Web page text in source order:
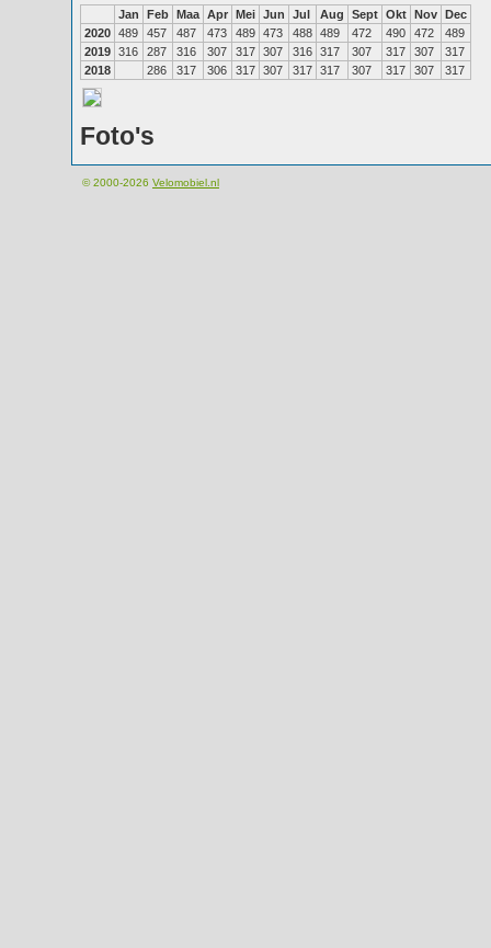
Jan Feb Maa Apr Mei Jun Jul Aug Sept Okt Nov Dec
2020 489 457 487 473 489 473 488 489 472 490 472
489
2019 316 287 316 307 317 307 316 317 307 317 307
317
2018
286 317 306 317 307 317 317 307 317 307 317
Foto's
© 2000-2026 Velomobiel.nl